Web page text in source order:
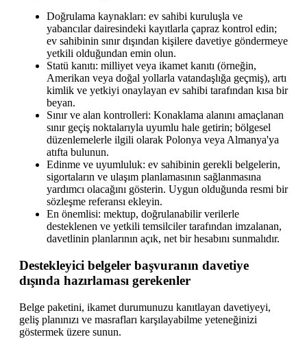
Doğrulama kaynakları: ev sahibi kuruluşla ve
yabancılar dairesindeki kayıtlarla çapraz kontrol edin;
ev sahibinin sınır dışından kişilere davetiye göndermeye
yetkili olduğundan emin olun.
Statü kanıtı: milliyet veya ikamet kanıtı (örneğin,
Amerikan veya doğal yollarla vatandaşlığa geçmiş), artı
kimlik ve yetkiyi onaylayan ev sahibi tarafından kısa bir
beyan.
Sınır ve alan kontrolleri: Konaklama alanını amaçlanan
sınır geçiş noktalarıyla uyumlu hale getirin; bölgesel
düzenlemelerle ilgili olarak Polonya veya Almanya'ya
atıfta bulunun.
Edinme ve uyumluluk: ev sahibinin gerekli belgelerin,
sigortaların ve ulaşım planlamasının sağlanmasına
yardımcı olacağını gösterin. Uygun olduğunda resmi bir
sözleşme referansı ekleyin.
En önemlisi: mektup, doğrulanabilir verilerle
desteklenen ve yetkili temsilciler tarafından imzalanan,
davetlinin planlarının açık, net bir hesabını sunmalıdır.
Destekleyici belgeler başvuranın davetiye
dışında hazırlaması gerekenler
Belge paketini, ikamet durumunuzu kanıtlayan davetiyeyi,
geliş planınızı ve masrafları karşılayabilme yeteneğinizi
göstermek üzere sunun.